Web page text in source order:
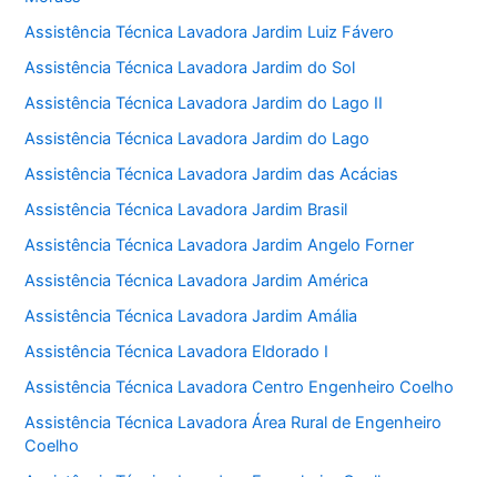
Assistência Técnica Lavadora Jardim Luiz Fávero
Assistência Técnica Lavadora Jardim do Sol
Assistência Técnica Lavadora Jardim do Lago II
Assistência Técnica Lavadora Jardim do Lago
Assistência Técnica Lavadora Jardim das Acácias
Assistência Técnica Lavadora Jardim Brasil
Assistência Técnica Lavadora Jardim Angelo Forner
Assistência Técnica Lavadora Jardim América
Assistência Técnica Lavadora Jardim Amália
Assistência Técnica Lavadora Eldorado I
Assistência Técnica Lavadora Centro Engenheiro Coelho
Assistência Técnica Lavadora Área Rural de Engenheiro
Coelho